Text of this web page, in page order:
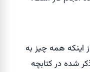
اینکه همه چیز به
شده در کتابچه